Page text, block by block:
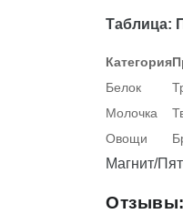
Таблица:
Категория
Белок
Молочка
Овощи
Магнит/
Отзывы: